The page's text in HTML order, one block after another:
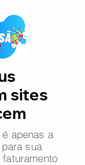
sites
apenas a
sua